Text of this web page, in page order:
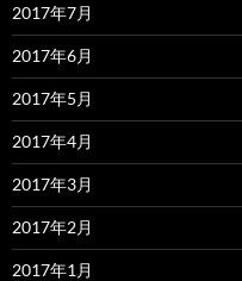
2017年7月
2017年6月
2017年5月
2017年4月
2017年3月
2017年2月
2017年1月